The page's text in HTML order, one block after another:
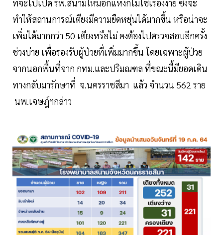
ที่จะไปเปิด รพ.สนามใหม่อีกแห่งก็ไม่ใช่เรื่องง่าย ซึ่งจะ
ทำให้สถานการณ์เตียงมีความยืดหยุ่นได้มากขึ้น หรือน่าจะ
เพิ่มได้มากกว่า 50 เตียงหรือไม่ คงต้องไปตรวจสอบอีกครั้ง
ช่วงบ่าย เพื่อรองรับผู้ป่วยที่เพิ่มมากขึ้น โดยเฉพาะผู้ป่วย
จากนอกพื้นที่จาก กทม.และปริมณฑล ที่ขณะนี้มียอดเดิน
ทางกลับมารักษาที่ จ.นครราชสีมา แล้ว จำนวน 562 ราย
นพ.เจษฎ์ฯกล่าว